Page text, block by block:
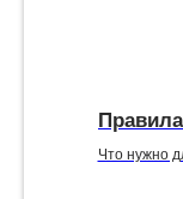
Что нужно